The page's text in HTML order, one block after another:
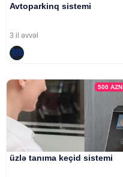
Avtoparkinq sistemi
3 il əvvəl
500AZN
üzlə tanıma keçid sistemi